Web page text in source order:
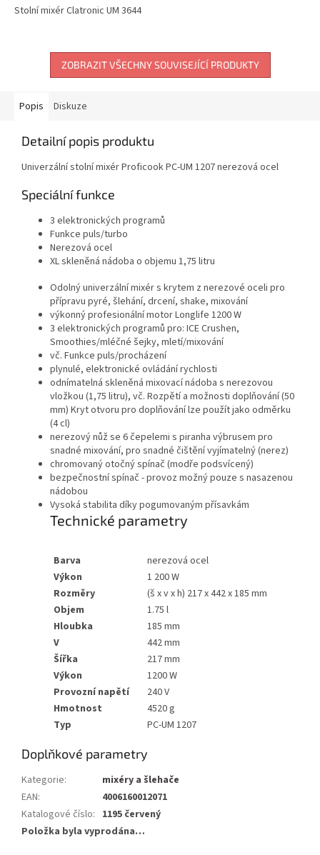
Stolní mixér Clatronic UM 3644
ZOBRAZIT VŠECHNY SOUVISEJÍCÍ PRODUKTY
Popis Diskuze
Detailní popis produktu
Univerzální stolní mixér Proficook PC-UM 1207 nerezová ocel
Speciální funkce
3 elektronických programů
Funkce puls/turbo
Nerezová ocel
XL skleněná nádoba o objemu 1,75 litru
Odolný univerzální mixér s krytem z nerezové oceli pro
přípravu pyré, šlehání, drcení, shake, mixování
výkonný profesionální motor Longlife 1200 W
3 elektronických programů pro: ICE Crushen,
Smoothies/mléčné šejky, mletí/mixování
vč. Funkce puls/procházení
plynulé, elektronické ovládání rychlosti
odnímatelná skleněná mixovací nádoba s nerezovou
vložkou (1,75 litru), vč. Rozpětí a možnosti doplňování (50
mm) Kryt otvoru pro doplňování lze použít jako odměrku
(4 cl)
nerezový nůž se 6 čepelemi s piranha výbrusem pro
snadné mixování, pro snadné čištění vyjímatelný (nerez)
chromovaný otočný spínač (modře podsvícený)
bezpečnostní spínač - provoz možný pouze s nasazenou
nádobou
Vysoká stabilita díky pogumovaným přísavkám
Technické parametry
Barva
nerezová ocel
Výkon
1 200 W
Rozměry
(š x v x h) 217 x 442 x 185 mm
Objem
1.75 l
Hloubka
185 mm
V
442 mm
Šířka
217 mm
Výkon
1200 W
Provozní napětí
240 V
Hmotnost
4520 g
Typ
PC-UM 1207
Doplňkové parametry
Kategorie:
mixéry a šlehače
EAN:
4006160012071
Katalogové číslo: 1195 červený
Položka byla vyprodána…